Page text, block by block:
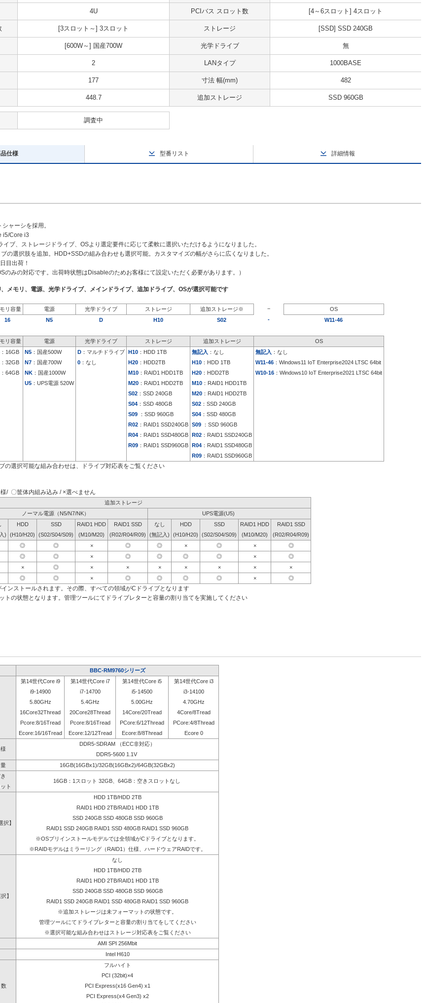
4U PCIバス スロット数 [4～6スロット] 4スロット
[3スロット～] 3スロット ストレージ [SSD] SSD 240GB
[600W～] 国産700W 光学ドライブ 無
2 LANタイプ 1000BASE
177 寸法 幅(mm) 482
448.7 追加ストレージ SSD 960GB
調査中
仕様 型番リスト 詳細情報
ャーシを採用。
i5/Core i3
ブ、ストレージドライブ、OSより選定要件に応じて柔軟に選択いただけるようになりました。
の選択肢を追加。HDD+SSDの組み合わせも選択可能。カスタマイズの幅がさらに広くなりました。
目出荷！
のみの対応です。出荷時状態はDisableのためお客様にて設定いただく必要があります。）
メモリ、電源、光学ドライブ、メインドライブ、追加ドライブ、OSが選択可能です
リ容量 電源 光学ドライブ ストレージ 追加ストレージ※ −
OS
16 N5 D H10 S02 - W11-46
リ容量 電源 光学ドライブ ストレージ 追加ストレージ OS
：16GB N5 ：国産500W D ：マルチドライブ H10 ：HDD 1TB 無記入 ：なし 無記入 ：なし
：32GB N7 ：国産700W 0 ：なし H20 ：HDD2TB H10 ：HDD 1TB W11-46 ：Windows11 IoT Enterprise2024 LTSC 64bit
：64GB NK ：国産1000W M10 ：RAID1 HDD1TB H20 ：HDD2TB W10-16 ：Windows10 IoT Enterprise2021 LTSC 64bit
U5 ：UPS電源 520W M20 ：RAID1 HDD2TB M10 ：RAID1 HDD1TB
S02 ：SSD 240GB M20 ：RAID1 HDD2TB
S04 ：SSD 480GB S02 ：SSD 240GB
S09 ：SSD 960GB S04 ：SSD 480GB
R02 ：RAID1 SSD240GB S09 ：SSD 960GB
R04 ：RAID1 SSD480GB R02 ：RAID1 SSD240GB
R09 ：RAID1 SSD960GB R04 ：RAID1 SSD480GB
R09 ：RAID1 SSD960GB
の選択可能な組み合わせは、ドライブ対応表をご覧ください
/ 〇筐体内組み込み / ×選べません
追加ストレージ
ノーマル電源（N5/N7/NK）
UPS電源(U5)
HDD SSD RAID1 HDD RAID1 SSD なし HDD SSD RAID1 HDD
RAID1 SSD
)
(H10/H20) (S02/S04/S09) (M10/M20) (R02/R04/R09) (無記入) (H10/H20) (S02/S04/S09) (M10/M20)
(R02/R04/R09)
◎ ◎ × ◎ ◎ × ◎ ×
◎
◎ ◎ × ◎ ◎ ◎ ◎ ×
◎
× ◎ × × × × × ×
×
◎ ◎ × ◎ ◎ ◎ ◎ × ◎
ンストールされます。その際、すべての領域がCドライブとなります
トの状態となります。管理ツールにてドライブレターと容量の割り当てを実施してください
BBC-RM9760シリーズ
第14世代Core i9 第14世代Core i7 第14世代Core i5
第14世代Core i3
i9-14900
i7-14700 i5-14500
i3-14100
5.80GHz
5.4GHz 5.00GHz
4.70GHz
16Core32Thread
20Core28Thread 14Core/20Tread
4Core/8Tread
Pcore:8/16Tread
Pcore:8/16Tread PCore:6/12Thread
PCore:4/8Thread
Ecore:16/16Tread
Ecore:12/12Tread Ecore:8/8Thread Ecore 0
DDR5-SDRAM （ECC非対応）
DDR5-5600 1.1V
16GB(16GBx1)/32GB(16GBx2)/64GB(32GBx2)
16GB：1スロット 32GB、64GB：空きスロットなし
ト
択】
HDD 1TB/HDD 2TB
RAID1 HDD 2TB/RAID1 HDD 1TB
SSD 240GB SSD 480GB SSD 960GB
RAID1 SSD 240GB RAID1 SSD 480GB RAID1 SSD 960GB
※OSプリインストールモデルでは全領域がCドライブとなります。
※RAIDモデルはミラーリング（RAID1）仕様、ハードウェアRAIDです。
】
なし
HDD 1TB/HDD 2TB
RAID1 HDD 2TB/RAID1 HDD 1TB
SSD 240GB SSD 480GB SSD 960GB
RAID1 SSD 240GB RAID1 SSD 480GB RAID1 SSD 960GB
※追加ストレージは未フォーマットの状態です。
管理ツールにてドライブレターと容量の割り当てをしてください
※選択可能な組み合わせはストレージ対応表をご覧ください
AMI SPI 256Mbit
Intel H610
フルハイト
PCI (32bit)×4
PCI Express(x16 Gen4) x1
PCI Express(x4 Gen3) x2